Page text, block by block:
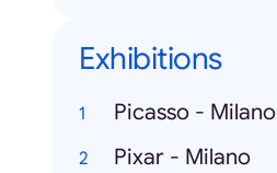
Exhibitions
Picasso - Milano
Pixar - Milano